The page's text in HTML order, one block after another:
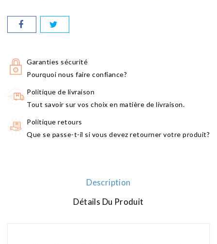
Garanties sécurité
Pourquoi nous faire confiance?
Politique de livraison
Tout savoir sur vos choix en matière de livraison.
Politique retours
Que se passe-t-il si vous devez retourner votre produit?
Description
Détails Du Produit